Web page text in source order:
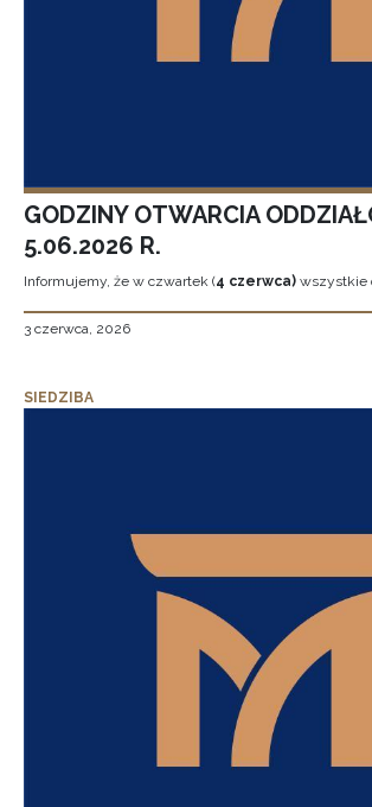
GODZINY OTWARCIA
5.06.2026 R.
Informujemy, że w czwartek (4 czerwca) wszystkie
3 czerwca, 2026
SIEDZIBA